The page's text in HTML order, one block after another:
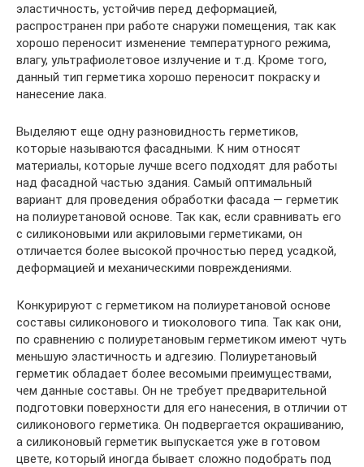
эластичность, устойчив перед деформацией,
распространен при работе снаружи помещения, так как
хорошо переносит изменение температурного режима,
влагу, ультрафиолетовое излучение и т.д. Кроме того,
данный тип герметика хорошо переносит покраску и
нанесение лака.
Выделяют еще одну разновидность герметиков,
которые называются фасадными. К ним относят
материалы, которые лучше всего подходят для работы
над фасадной частью здания. Самый оптимальный
вариант для проведения обработки фасада — герметик
на полиуретановой основе. Так как, если сравнивать его
с силиконовыми или акриловыми герметиками, он
отличается более высокой прочностью перед усадкой,
деформацией и механическими повреждениями.
Конкурируют с герметиком на полиуретановой основе
составы силиконового и тиоколового типа. Так как они,
по сравнению с полиуретановым герметиком имеют чуть
меньшую эластичность и адгезию. Полиуретановый
герметик обладает более весомыми преимуществами,
чем данные составы. Он не требует предварительной
подготовки поверхности для его нанесения, в отличии от
силиконового герметика. Он подвергается окрашиванию,
а силиконовый герметик выпускается уже в готовом
цвете, который иногда бывает сложно подобрать под